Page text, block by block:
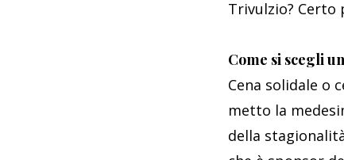
Trivulzio? Certo
Come si scegli
Cena solidale o
metto la
della